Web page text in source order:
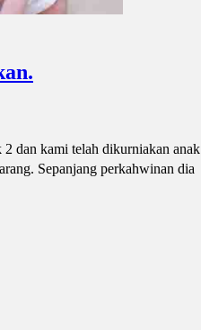
dan kami telah dikurniakan anak
Sepanjang perkahwinan dia